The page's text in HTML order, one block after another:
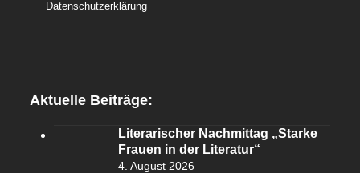
Datenschutzerklärung
Aktuelle Beiträge:
Literarischer Nachmittag „Starke
Frauen in der Literatur“
4. August 2026